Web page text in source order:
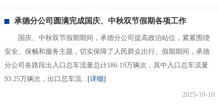
承德分公司圆满完成国庆、中秋双节假期各项工作
国庆、中秋双节假期期间，承德分公司提高政治站位，紧紧围绕
安全、保畅和服务主题，切实保障了人民群众出行。假期期间，承德
分公司各路段出入口总车流量总计186.19万辆次，其中入口总车流量
93.25万辆次，出口总车流... [详细]
2025-10-10